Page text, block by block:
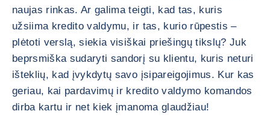
naujas rinkas. Ar galima teigti, kad tas, kuris
užsiima kredito valdymu, ir tas, kurio rūpestis –
plėtoti verslą, siekia visiškai priešingų tikslų? Juk
beprsmiška sudaryti sandorį su klientu, kuris neturi
išteklių, kad įvykdytų savo įsipareigojimus. Kur kas
geriau, kai pardavimų ir kredito valdymo komandos
dirba kartu ir net kiek įmanoma glaudžiau!